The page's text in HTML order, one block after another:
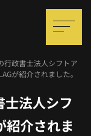
行政書士法人シフトア
が紹介されました。
法人シフ
紹介されま